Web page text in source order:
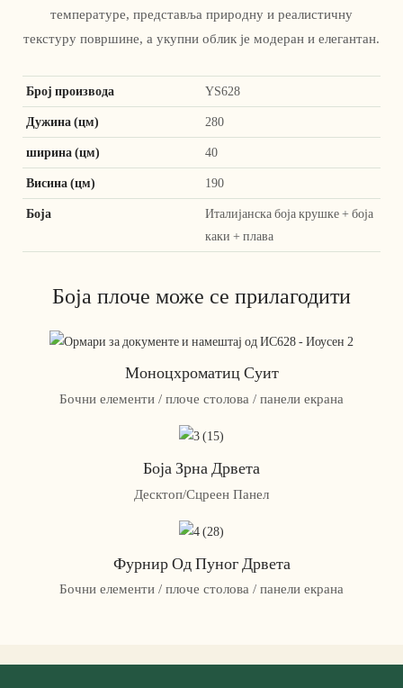
температуре, представља природну и реалистичну
текстуру површине, а укупни облик је модеран и елегантан.
Број производа YS628
Дужина (цм) 280
ширина (цм) 40
Висина (цм) 190
Боја
Италијанска боја крушке + боја
каки + плава
Боја плоче може се прилагодити
Моноцхроматиц Суит
Бочни елементи / плоче столова / панели екрана
Боја Зрна Дрвета
Десктоп/Сцреен Панел
Фурнир Од Пуног Дрвета
Бочни елементи / плоче столова / панели екрана